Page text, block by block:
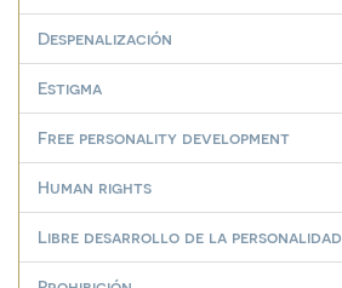
Despenalización
Estigma
Free personality development
Human rights
Libre desarrollo de la personalidad